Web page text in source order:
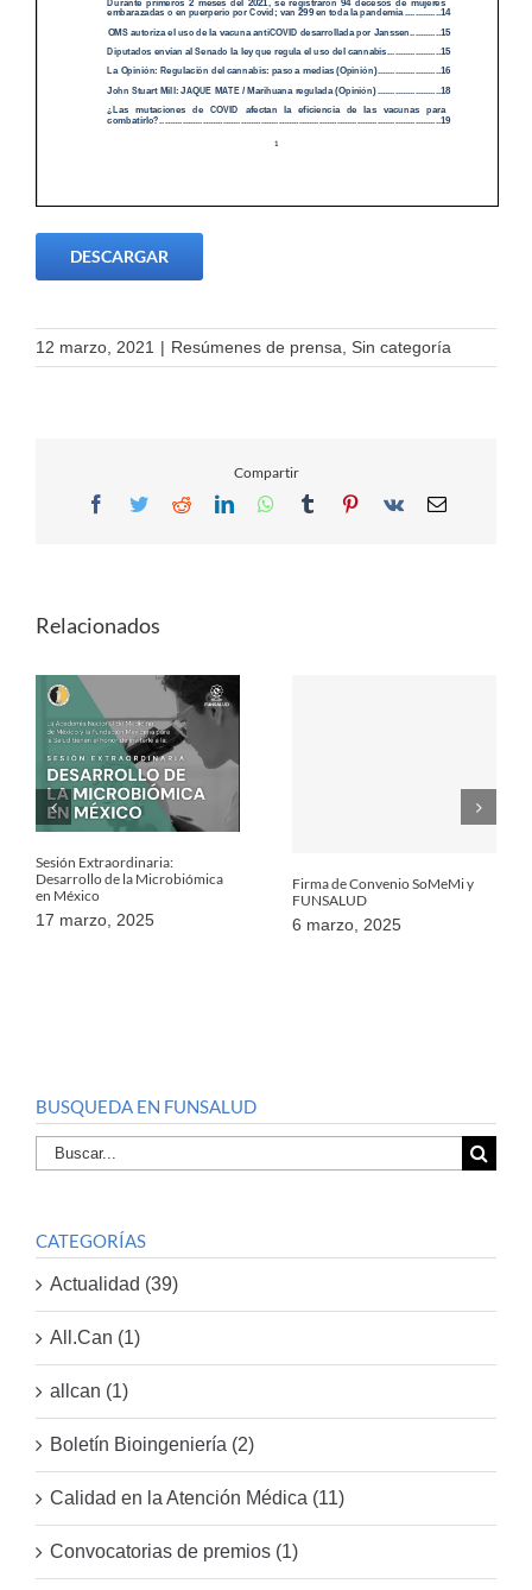
DESCARGAR
12 marzo, 2021 | Resúmenes de prensa, Sin categoría
Compartir
Facebook
TwitterRedditLinkedInWhatsApp
TumblrPinterest
Vk Email
Relacionados
Sesión Extraordinaria:
Desarrollo de la Microbiómica
en México
17 marzo, 2025
Firma de Convenio SoMeMi y
FUNSALUD
6 marzo, 2025
BUSQUEDA EN FUNSALUD
Buscar
por:
CATEGORÍAS
Actualidad (39)
All.Can (1)
allcan (1)
Boletín Bioingeniería (2)
Calidad en la Atención Médica (11)
Convocatorias de premios (1)